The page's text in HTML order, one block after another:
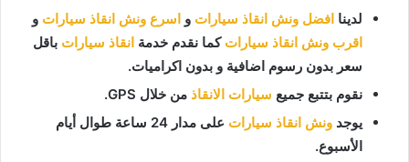
لدينا افضل ونش انقاذ سيارات و اسرع ونش انقاذ سيارات و
اقرب ونش انقاذ سيارات كما نقدم خدمة انقاذ سيارات باقل
سعر بدون رسوم اضافية و بدون اكراميات.
نقوم بتتبع جميع سيارات الانقاذ من خلال GPS.
يوجد ونش انقاذ سيارات
على مدار 24 ساعة طوال أيام
الأسبوع.